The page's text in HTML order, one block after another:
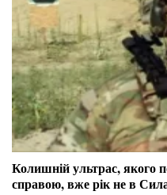
Колишній ультрас, якого
справою, вже рік не в